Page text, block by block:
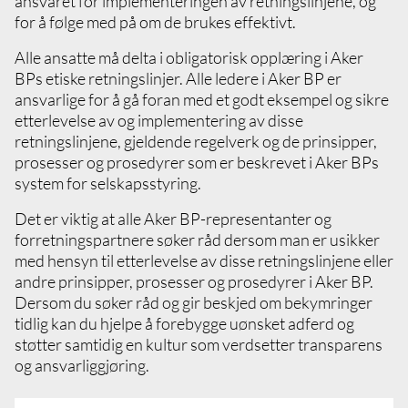
for å følge med på om de brukes effektivt.
Alle ansatte må delta i obligatorisk opplæring i Aker
BPs etiske retningslinjer. Alle ledere i Aker BP er
ansvarlige for å gå foran med et godt eksempel og sikre
etterlevelse av og implementering av disse
retningslinjene, gjeldende regelverk og de prinsipper,
prosesser og prosedyrer som er beskrevet i Aker BPs
system for selskapsstyring.
Det er viktig at alle Aker BP-representanter og
forretningspartnere søker råd dersom man er usikker
med hensyn til etterlevelse av disse retningslinjene eller
andre prinsipper, prosesser og prosedyrer i Aker BP.
Dersom du søker råd og gir beskjed om bekymringer
tidlig kan du hjelpe å forebygge uønsket adferd og
støtter samtidig en kultur som verdsetter transparens
og ansvarliggjøring.